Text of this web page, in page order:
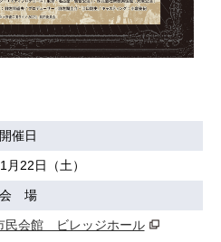
開催日
月22日（土）
会 場
民会館 ビレッジホール